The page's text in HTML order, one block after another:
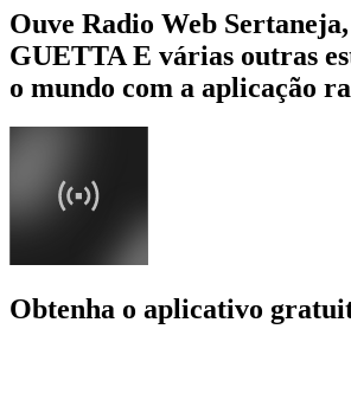
Ouve Radio Web
GUETTA E várias outras
o mundo com a aplicação
Obtenha o aplicativo